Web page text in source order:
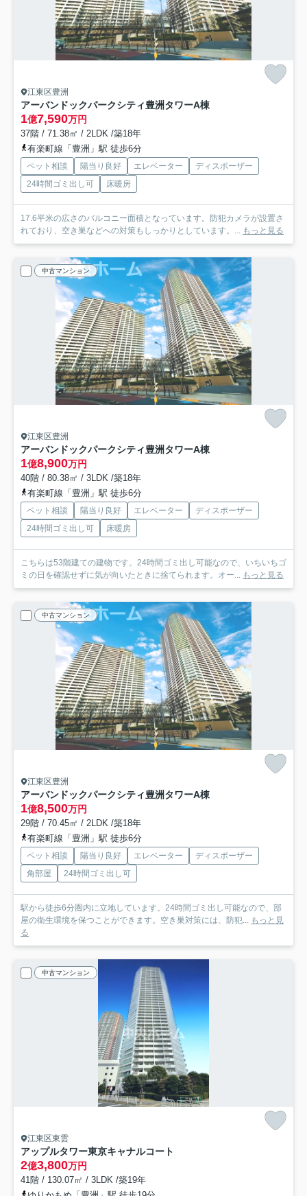
江東区豊洲
アーバンドックパークシティ豊洲タワーA棟
1億7,590万円
37階 / 71.38㎡ / 2LDK /築18年
有楽町線「豊洲」駅 徒歩6分
ペット相談 陽当り良好 エレベーター
ディスポーザー
24時間ゴミ出し可
床暖房
17.6平米の広さのバルコニー面積となっています。防犯カメラが設置さ
れており、空き巣などへの対策もしっかりとしています。... もっと見る
中古マンション
江東区豊洲
アーバンドックパークシティ豊洲タワーA棟
1億8,900万円
40階 / 80.38㎡ / 3LDK /築18年
有楽町線「豊洲」駅 徒歩6分
ペット相談 陽当り良好 エレベーター
ディスポーザー
24時間ゴミ出し可
床暖房
こちらは53階建ての建物です。24時間ゴミ出し可能なので、いちいちゴ
ミの日を確認せずに気が向いたときに捨てられます。オー... もっと見る
中古マンション
江東区豊洲
アーバンドックパークシティ豊洲タワーA棟
1億8,500万円
29階 / 70.45㎡ / 2LDK /築18年
有楽町線「豊洲」駅 徒歩6分
ペット相談 陽当り良好 エレベーター
ディスポーザー
角部屋
24時間ゴミ出し可
駅から徒歩6分圏内に立地しています。24時間ゴミ出し可能なので、部
屋の衛生環境を保つことができます。空き巣対策には、防犯...
もっと見
る
中古マンション
江東区東雲
アップルタワー東京キャナルコート
2億3,800万円
41階 / 130.07㎡ / 3LDK /築19年